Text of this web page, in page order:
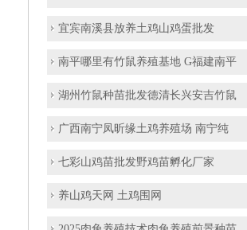
宜宾南溪县放养土鸡山鸡蛋批发
南平哪里有竹鼠养殖基地 G福建南平
湖州竹鼠种苗批发德清长兴安吉竹鼠
广西南宁凤昕缘土鸡养殖场 南宁纯
七彩山鸡苗批发野鸡苗孵化厂家
养山鸡天网 土鸡围网